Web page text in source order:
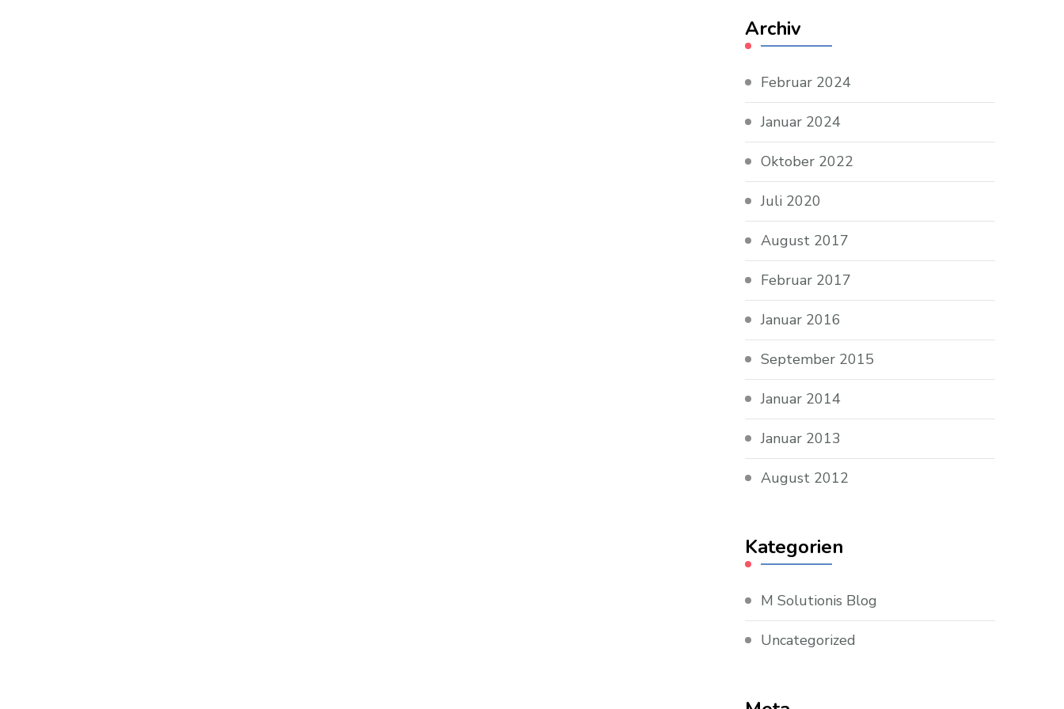
Archiv
Februar 2024
Januar 2024
Oktober 2022
Juli 2020
August 2017
Februar 2017
Januar 2016
September 2015
Januar 2014
Januar 2013
August 2012
Kategorien
M Solutionis Blog
Uncategorized